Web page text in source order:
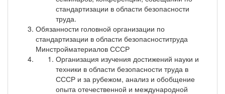
стандартизации в области безопасности
труда.
Обязанности головной организации по
стандартизации в области безопасноститруда
Минстройматериалов СССР
Организация изучения достижений науки и
техники в области безопасности труда в
СССР и за рубежом, анализ и обобщение
опыта отечественной и международной